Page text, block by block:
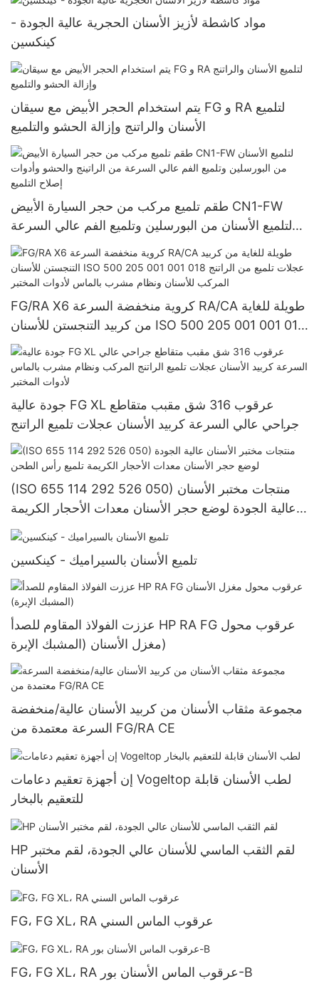
مواد كاشطة لأزيز الأسنان الحجرية عالية الجودة -
كينكسين
يتم استخدام الحجر الأبيض مع سيقان FG و RA لتلميع
الأسنان والراتنج وإزالة الحشو والتلميع
طقم تلميع مركب من حجر السيارة الأبيض CN1-FW
لتلميع الأسنان من البورسلين وتلميع الفم عالي السرعة
من الراتينج والحشو وأدوات إصلاح التلميع
FG/RA X6 كروية منخفضة السرعة RA/CA طويلة للغاية
من كربيد التنجستن للأسنان ISO 500 205 001 001 018
عجلات تلميع من الراتنج المركب للأسنان ونظام مشرب
بالماس لأدوات المختبر
جودة عالية FG XL عرقوب 316 شق مقبب متقاطع
جراحي عالي السرعة كربيد الأسنان عجلات تلميع الراتنج
المركب ونظام مشرب بالماس لأدوات المختبر
(ISO 655 114 292 526 050) منتجات مختبر الأسنان
عالية الجودة لوضع حجر الأسنان معدات الأحجار الكريمة
تلميع رأس الطحن
تلميع الأسنان بالسيراميك - كينكسين
عززت الفولاذ المقاوم للصدأ HP RA FG عرقوب محول
مغزل الأسنان (المشبك الإبرة)
مجموعة مثقاب الأسنان من كربيد الأسنان عالية/منخفضة
السرعة معتمدة من FG/RA CE
إن أجهزة تعقيم دعامات Vogeltop لطب الأسنان قابلة
للتعقيم بالبخار
HP لقم الثقب الماسي للأسنان عالي الجودة، لقم مختبر
الأسنان
FG، FG XL، RA عرقوب الماس السني
FG، FG XL، RA عرقوب الماس الأسنان بور-B